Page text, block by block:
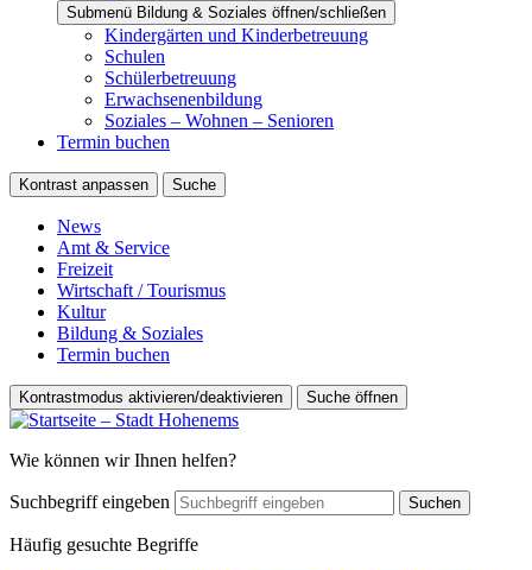
Submenü Bildung & Soziales öffnen/schließen
Kindergärten und Kinderbetreuung
Schulen
Schülerbetreuung
Erwachsenenbildung
Soziales – Wohnen – Senioren
Termin buchen
Kontrast anpassen Suche
News
Amt & Service
Freizeit
Wirtschaft / Tourismus
Kultur
Bildung & Soziales
Termin buchen
Kontrastmodus aktivieren/deaktivieren Suche öffnen
Wie können wir Ihnen helfen?
Suchbegriff eingeben Suchen
Häufig gesuchte Begriffe